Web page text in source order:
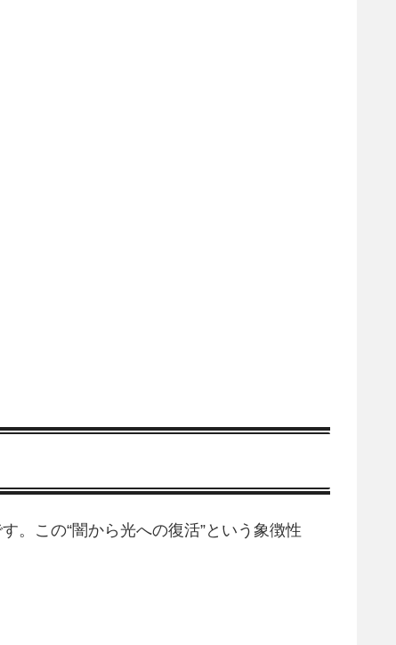
。この“闇から光への復活”という象徴性